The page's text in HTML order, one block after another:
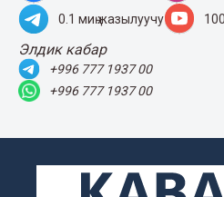
0.1 миң жазылуучу
Элдик кабар
+996 777 1937 00
+996 777 1937 00